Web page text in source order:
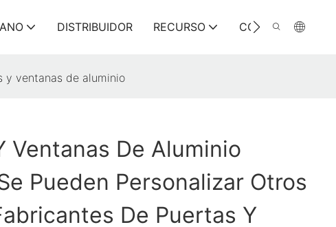
DISTRIBUIDOR RECURSO CONTÁCTENOS
y ventanas de aluminio
Ventanas De Aluminio
Pueden Personalizar Otros
De Puertas Y